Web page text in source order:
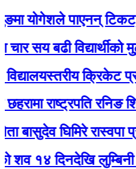
पाएनन् टिकट,
सय बढी विद्यार्थीको मुटु
क्रिकेट
राष्ट्रपति रनिङ शिल्ड
घिमिरे रास्वपा प्रवेश
दिनदेखि लुम्बिनी